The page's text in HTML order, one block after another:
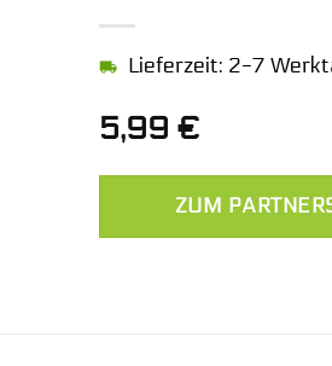
5,99 €
Lieferzeit: 2-7
ZUM